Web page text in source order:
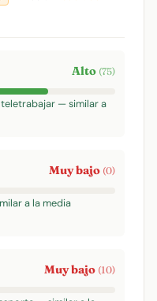
Alto (75)
— similar a
Muy bajo (0)
a la media
Muy bajo (10)